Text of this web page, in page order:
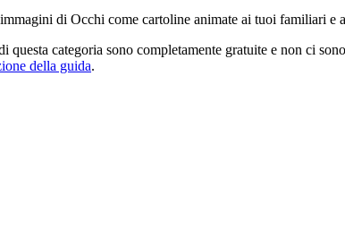
di Occhi come cartoline animate ai tuoi familiari
questa categoria sono completamente gratuite e non ci
della guida.